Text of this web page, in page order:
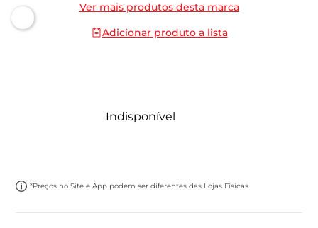
Ver mais produtos desta marca
Adicionar produto a lista
Indisponível
*Preços no Site e App podem ser diferentes das Lojas Físicas.